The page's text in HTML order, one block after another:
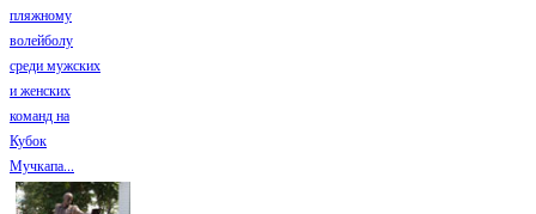
пляжному
волейболу
среди мужских
и женских
команд на
Кубок
Мучкапа...